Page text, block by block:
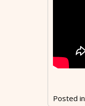
Posted in